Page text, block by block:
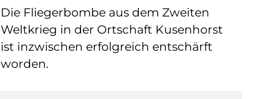
Die Fliegerbombe aus dem Zweiten
Weltkrieg in der Ortschaft Kusenhorst
ist inzwischen erfolgreich entschärft
worden.